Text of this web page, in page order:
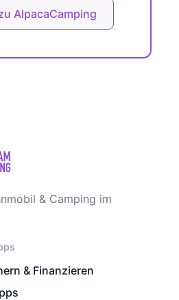
AlpacaCamping
& Camping im
& Finanzieren